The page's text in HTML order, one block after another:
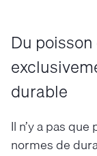
Du
durable
Il n’y a pas
normes de